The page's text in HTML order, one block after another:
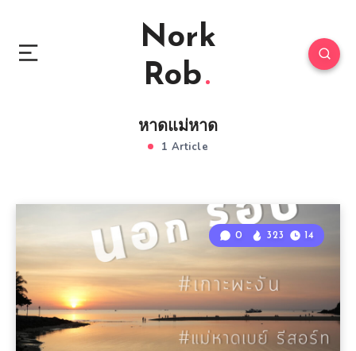
Nork
Rob
หาดแม่หาด
1 Article
0 323 14